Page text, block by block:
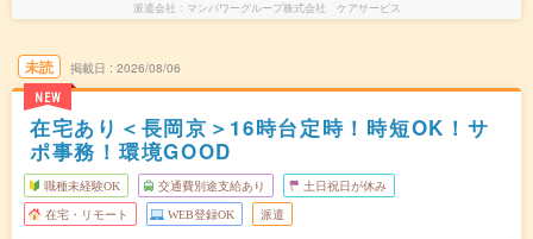
派遣会社 マンパワーグループ株式会社 ケアサービス
未読
NEW
掲載日 2026/08/06
在宅あり＜長岡京＞16時台定時！時短OK！サ
ポ事務！環境GOOD
職種未経験OK 交通費別途支給あり 土日祝日が休み
在宅・リモート WEB登録OK 派遣